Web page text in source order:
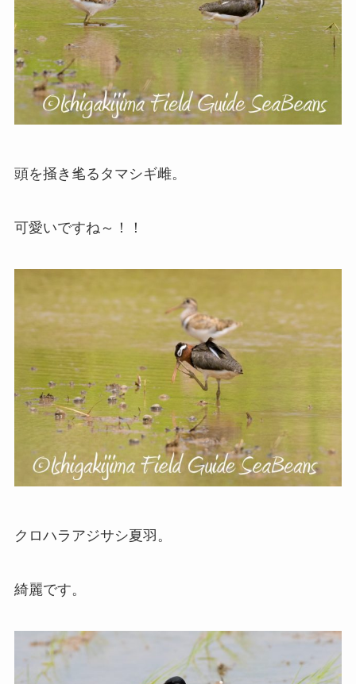
頭を掻き毟るタマシギ雌。
可愛いですね～！！
クロハラアジサシ夏羽。
綺麗です。